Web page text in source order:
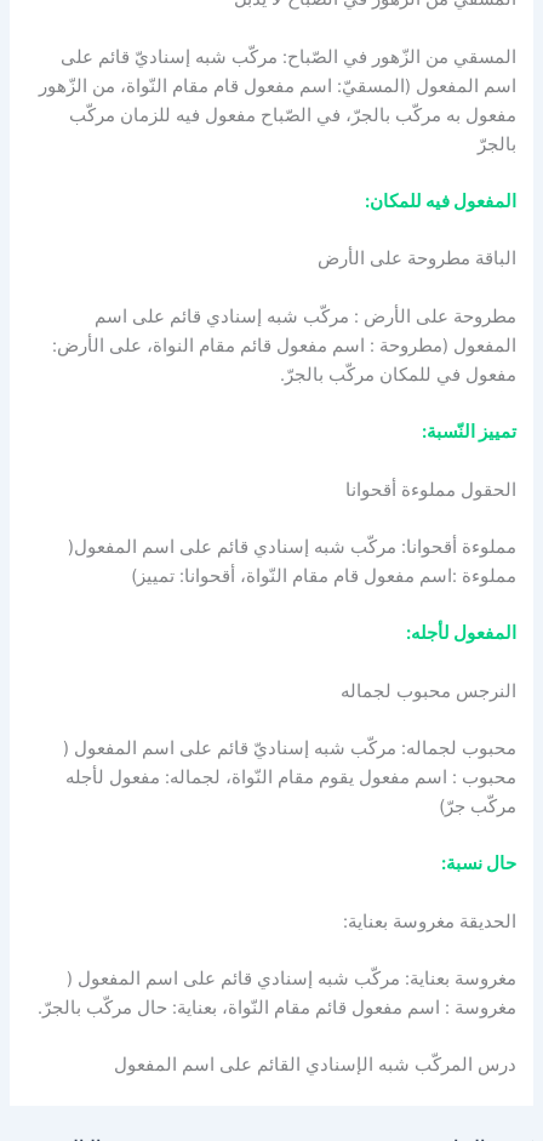
المسقي من الزّهور في الصّباح: مركّب شبه إسناديّ قائم على
اسم المفعول (المسقيّ: اسم مفعول قام مقام النّواة، من الزّهور
مفعول به مركّب بالجرّ، في الصّباح مفعول فيه للزمان مركّب
بالجرّ
المفعول فيه للمكان:
الباقة مطروحة على الأرض
مطروحة على الأرض : مركّب شبه إسنادي قائم على اسم
المفعول (مطروحة : اسم مفعول قائم مقام النواة، على الأرض:
مفعول في للمكان مركّب بالجرّ.
تمييز النّسبة:
الحقول مملوءة أقحوانا
مملوءة أقحوانا: مركّب شبه إسنادي قائم على اسم المفعول(
مملوءة :اسم مفعول قام مقام النّواة، أقحوانا: تمييز)
المفعول لأجله:
النرجس محبوب لجماله
محبوب لجماله: مركّب شبه إسناديّ قائم على اسم المفعول (
محبوب : اسم مفعول يقوم مقام النّواة، لجماله: مفعول لأجله
مركّب جرّ)
حال نسبة:
الحديقة مغروسة بعناية:
مغروسة بعناية: مركّب شبه إسنادي قائم على اسم المفعول (
مغروسة : اسم مفعول قائم مقام النّواة، بعناية: حال مركّب بالجرّ.
درس المركّب شبه الإسنادي القائم على اسم المفعول